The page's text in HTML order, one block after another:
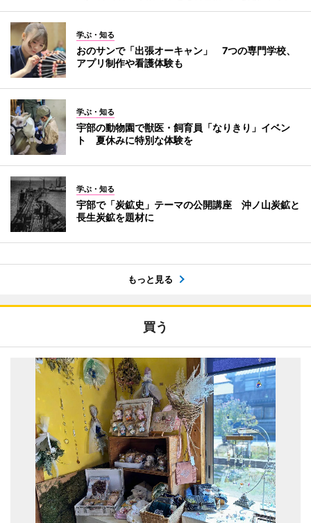
学ぶ・知る
おのサンで「出張オーキャン」 7つの専門学校、
アプリ制作や看護体験も
学ぶ・知る
宇部の動物園で獣医・飼育員「なりきり」イベン
ト 夏休みに特別な体験を
学ぶ・知る
宇部で「炭鉱史」テーマの公開講座 沖ノ山炭鉱と
長生炭鉱を題材に
もっと見る
買う